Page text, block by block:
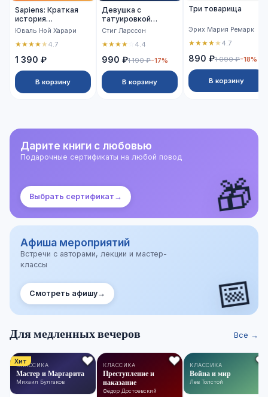
Sapiens: Краткая
история
человечества
Юваль Ной Харари
★★★★★4.7
1 390 ₽
В корзину
Девушка с
татуировкой
дракона
Стиг Ларссон
★★★★ 4.4
990 ₽1 190 ₽-17%
В корзину
Три товарища
Эрих Мария Ремарк
★★★★★4.7
890 ₽1 090 ₽-18%
В корзину
Дарите книги с любовью
Подарочные сертификаты на любой повод
Выбрать сертификат → 🎁
Афиша мероприятий
Встречи с авторами, лекции и мастер-
классы
Смотреть афишу→ 📅
Для медленных вечеров Все →
Хит
КЛАССИКА
Мастер и Маргарита
Михаил Булгаков
КЛАССИКА
Преступление и
наказание
Фёдор Достоевский
КЛАССИКА
Война и мир
Лев Толстой